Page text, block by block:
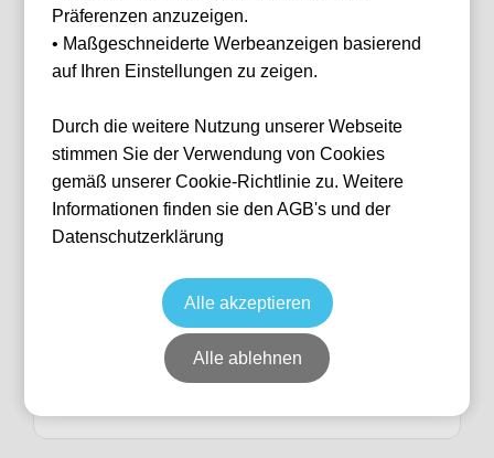
Sitzplatz Kurve
15:00
8 verfügbar
Deutschland Signal Iduna Park
Ticket(s) + Hotel
308,00
Präferenzen anzuzeigen.
• Maßgeschneiderte Werbeanzeigen basierend
auf Ihren Einstellungen zu zeigen.
Durch die weitere Nutzung unserer Webseite
stimmen Sie der Verwendung von Cookies
gemäß unserer Cookie-Richtlinie zu. Weitere
Informationen finden sie den AGB's und der
Datenschutzerklärung
Alle akzeptieren
Alle ablehnen